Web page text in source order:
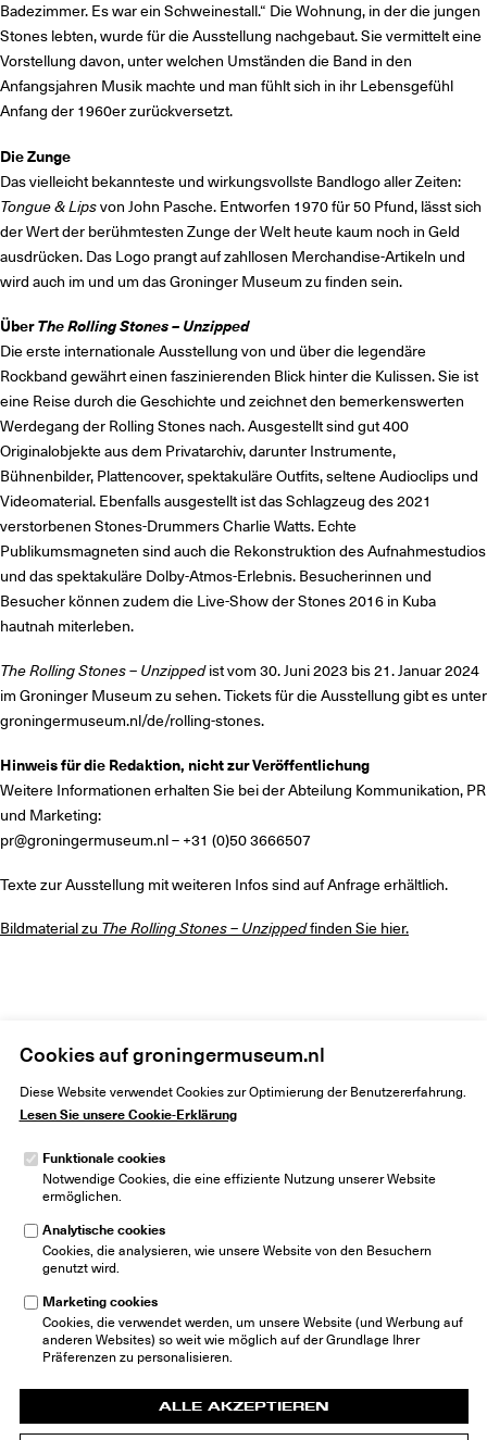
Cookies auf groningermuseum.nl
Diese Website verwendet Cookies zur Optimierung der Benutzererfahrung.
Lesen Sie unsere Cookie-Erklärung
Funktionale cookies
Notwendige Cookies, die eine effiziente Nutzung unserer Website
ermöglichen.
Analytische cookies
Cookies, die analysieren, wie unsere Website von den Besuchern
genutzt wird.
Marketing cookies
Cookies, die verwendet werden, um unsere Website (und Werbung auf
anderen Websites) so weit wie möglich auf der Grundlage Ihrer
Präferenzen zu personalisieren.
ALLE AKZEPTIEREN
Badezimmer. Es war ein Schweinestall.“ Die Wohnung, in der die jungen
Stones lebten, wurde für die Ausstellung nachgebaut. Sie vermittelt eine
Vorstellung davon, unter welchen Umständen die Band in den
Anfangsjahren Musik machte und man fühlt sich in ihr Lebensgefühl
Anfang der 1960er zurückversetzt.
Die Zunge
Das vielleicht bekannteste und wirkungsvollste Bandlogo aller Zeiten:
Tongue & Lipsvon John Pasche. Entworfen 1970 für 50 Pfund, lässt sich
der Wert der berühmtesten Zunge der Welt heute kaum noch in Geld
ausdrücken. Das Logo prangt auf zahllosen Merchandise-Artikeln und
wird auch im und um das Groninger Museum zu finden sein.
ÜberThe Rolling Stones – Unzipped
Die erste internationale Ausstellung von und über die legendäre
Rockband gewährt einen faszinierenden Blick hinter die Kulissen. Sie ist
eine Reise durch die Geschichte und zeichnet den bemerkenswerten
Werdegang der Rolling Stones nach. Ausgestellt sind gut 400
Originalobjekte aus dem Privatarchiv, darunter Instrumente,
Bühnenbilder, Plattencover, spektakuläre Outfits, seltene Audioclips und
Videomaterial. Ebenfalls ausgestellt ist das Schlagzeug des 2021
verstorbenen Stones-Drummers Charlie Watts. Echte
Publikumsmagneten sind auch die Rekonstruktion des Aufnahmestudios
und das spektakuläre Dolby-Atmos-Erlebnis. Besucherinnen und
Besucher können zudem die Live-Show der Stones 2016 in Kuba
hautnah miterleben.
The Rolling Stones – Unzippedist vom 30. Juni 2023 bis 21. Januar 2024
im Groninger Museum zu sehen. Tickets für die Ausstellung gibt es unter
groningermuseum.nl/de/rolling-stones.
Hinweis für die Redaktion, nicht zur Veröffentlichung
Weitere Informationen erhalten Sie bei der Abteilung Kommunikation, PR
und Marketing:
pr@groningermuseum.nl – +31 (0)50 3666507
Texte zur Ausstellung mit weiteren Infos sind auf Anfrage erhältlich.
Bildmaterial zu The Rolling Stones – Unzippedfinden Sie hier.
Home
Eigenhändig bemalte Gitarre von Keith Richards neu in The Rolling Stones –
Museumeiland 1
info@groningermuseum.nl
Tel: +31 50 3 666 555